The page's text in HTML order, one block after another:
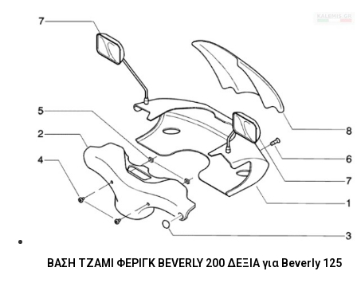
ΒΑΣΗ ΤΖΑΜΙ ΦΕΡΙΓΚ BEVERLY 200 ΔΕΞΙΑ για Beverly 125